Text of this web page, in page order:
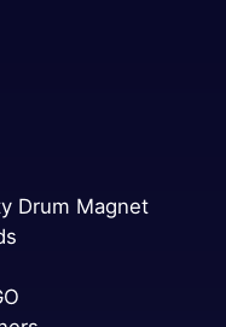
Drum Magnet